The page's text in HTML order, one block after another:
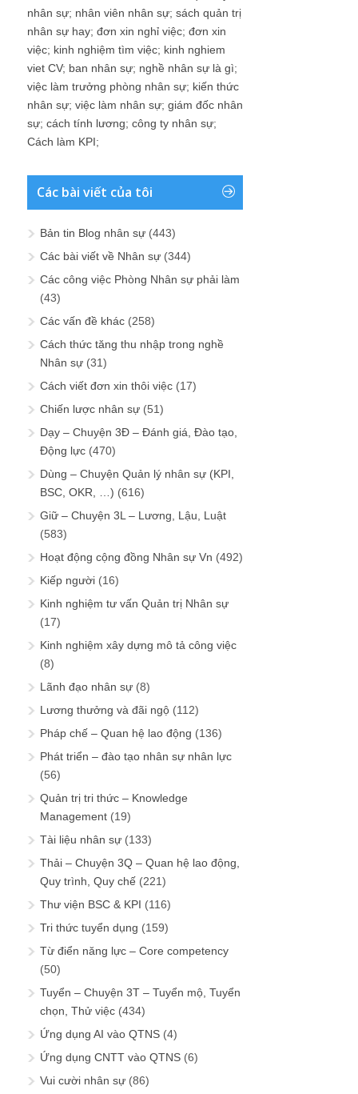
nhân sự; nhân viên nhân sự; sách quản trị
nhân sự hay; đơn xin nghỉ việc; đơn xin
việc; kinh nghiệm tìm việc; kinh nghiem
viet CV; ban nhân sự; nghề nhân sự là gì;
việc làm trưởng phòng nhân sự; kiến thức
nhân sự; việc làm nhân sự; giám đốc nhân
sự; cách tính lương; công ty nhân sự;
Cách làm KPI;
Các bài viết của tôi
Bản tin Blog nhân sự (443)
Các bài viết về Nhân sự (344)
Các công việc Phòng Nhân sự phải làm
(43)
Các vấn đề khác (258)
Cách thức tăng thu nhập trong nghề
Nhân sự (31)
Cách viết đơn xin thôi việc (17)
Chiến lược nhân sự (51)
Dạy – Chuyện 3Đ – Đánh giá, Đào tạo,
Động lực (470)
Dùng – Chuyện Quản lý nhân sự (KPI,
BSC, OKR, …) (616)
Giữ – Chuyện 3L – Lương, Lậu, Luật
(583)
Hoạt động cộng đồng Nhân sự Vn (492)
Kiếp người (16)
Kinh nghiệm tư vấn Quản trị Nhân sự
(17)
Kinh nghiệm xây dựng mô tả công việc
(8)
Lãnh đạo nhân sự (8)
Lương thưởng và đãi ngộ (112)
Pháp chế – Quan hệ lao động (136)
Phát triển – đào tạo nhân sự nhân lực
(56)
Quản trị tri thức – Knowledge
Management (19)
Tài liệu nhân sự (133)
Thải – Chuyện 3Q – Quan hệ lao động,
Quy trình, Quy chế (221)
Thư viện BSC & KPI (116)
Tri thức tuyển dụng (159)
Từ điển năng lực – Core competency
(50)
Tuyển – Chuyện 3T – Tuyển mộ, Tuyển
chọn, Thử việc (434)
Ứng dụng AI vào QTNS (4)
Ứng dụng CNTT vào QTNS (6)
Vui cười nhân sự (86)